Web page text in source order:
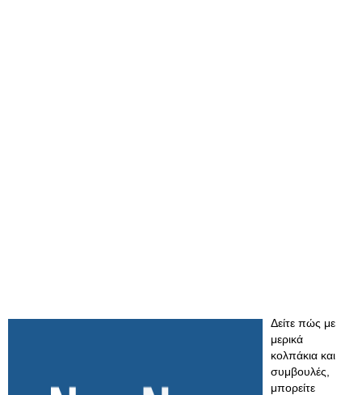
Δείτε πώς με
μερικά
κολπάκια και
συμβουλές,
μπορείτε